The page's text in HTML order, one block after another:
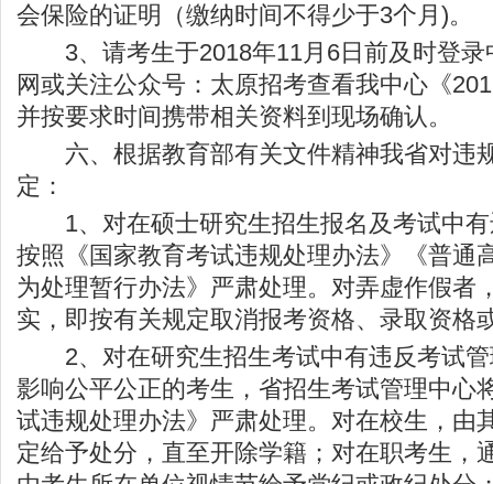
会保险的证明（缴纳时间不得少于3个月)。
3、请考生于2018年11月6日前及时登录
网或关注公众号：太原招考查看我中心《
并按要求时间携带相关资料到现场确认。
六、根据教育部有关文件精神我省对违
定：
1、对在硕士研究生招生报名及考试中有
按照《国家教育考试违规处理办法》《普通
为处理暂行办法》严肃处理。对弄虚作假者
实，即按有关规定取消报考资格、录取资格
2、对在研究生招生考试中有违反考试管
影响公平公正的考生，省招生考试管理中心
试违规处理办法》严肃处理。对在校生，由
定给予处分，直至开除学籍；对在职考生，